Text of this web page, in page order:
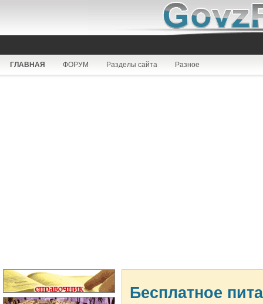
ГЛАВНАЯ ФОРУМ Разделы сайта Разное
Бесплатное